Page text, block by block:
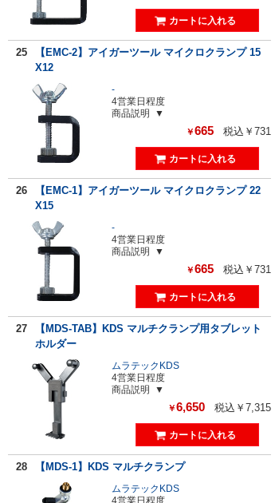
25
【EMC-2】アイガーツール マイクロクランプ 15
X12
-
4営業日程度
商品説明
￥665 税込￥731
26
【EMC-1】アイガーツール マイクロクランプ 22
X15
-
4営業日程度
商品説明
￥665 税込￥731
27
【MDS-TAB】KDS マルチクランプ用タブレット
ホルダー
ムラテックKDS
4営業日程度
商品説明
￥6,650 税込￥7,315
28 【MDS-1】KDS マルチクランプ
ムラテックKDS
4営業日程度